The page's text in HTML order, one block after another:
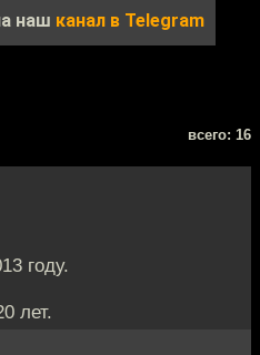
наш канал в Telegram
всего: 16
году.
лет.